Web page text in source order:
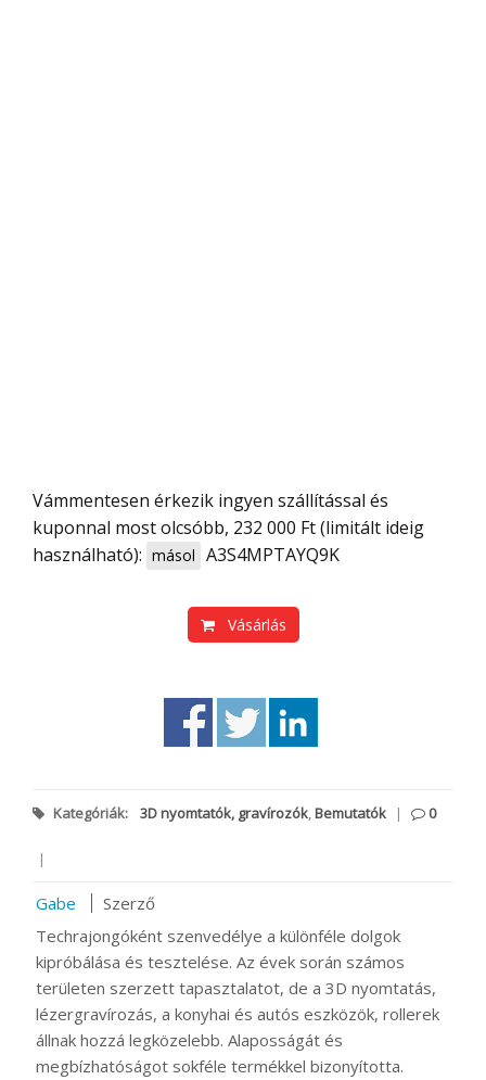
Vámmentesen érkezik ingyen szállítással és
kuponnal most olcsóbb, 232 000 Ft (limitált ideig
használható): másol A3S4MPTAYQ9K
Vásárlás
Kategóriák: 3D nyomtatók, gravírozók,Bemutatók | 0
|
Gabe
Szerző
Techrajongóként szenvedélye a különféle dolgok
kipróbálása és tesztelése. Az évek során számos
területen szerzett tapasztalatot, de a 3D nyomtatás,
lézergravírozás, a konyhai és autós eszközök, rollerek
állnak hozzá legközelebb. Alaposságát és
megbízhatóságot sokféle termékkel bizonyította.